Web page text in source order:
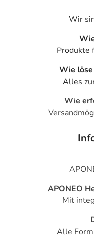
Wir
Produkte
Wie löse
Alles
Wie
APONEO
Mit
Alle